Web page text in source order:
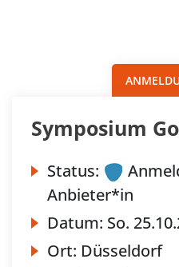
Symposium
Status:
Anbieter*in
Datum: So.
Ort: Düsseldorf